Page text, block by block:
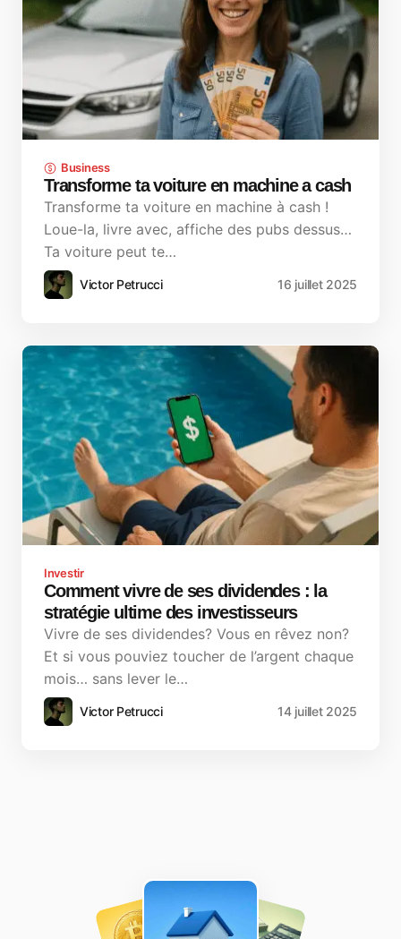
Business
Transforme ta voiture en machine a cash
Transforme ta voiture en machine à cash !
Loue-la, livre avec, affiche des pubs dessus…
Ta voiture peut te…
Victor Petrucci 16 juillet 2025
Investir
Comment vivre de ses dividendes : la
stratégie ultime des investisseurs
Vivre de ses dividendes? Vous en rêvez non?
Et si vous pouviez toucher de l’argent chaque
mois… sans lever le…
Victor Petrucci 14 juillet 2025